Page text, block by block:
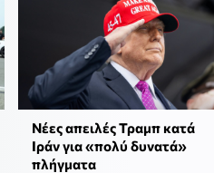
Νέες απειλές Τραμπ κατά
Ιράν για «πολύ δυνατά»
πλήγματα